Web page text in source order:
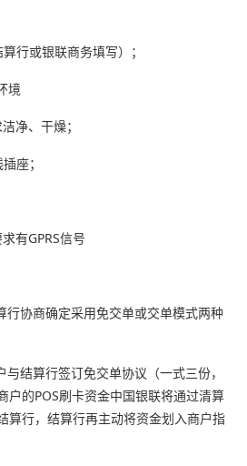
行或银联商务填写）；
境
净、干燥；
座；
有GPRS信号
行协商确定采用免交单或交单模式两种
结算行签订免交单协议（一式三份，
户的POS刷卡资金中国银联将通过清算
算行，结算行再主动将资金划入商户指